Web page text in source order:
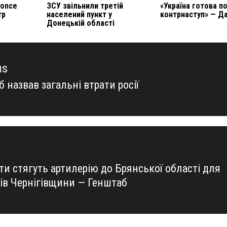
ЗСУ звільнили третій
населений пункт у
Донецькій області
«Україна готова
контрнаступ» —
назвав загальні втрати росії
стягуть артилерію до Брянської області для
Чернігівщини — Генштаб